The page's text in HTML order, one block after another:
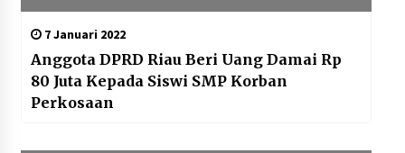
7 Januari 2022
Anggota DPRD Riau Beri Uang Damai Rp
80 Juta Kepada Siswi SMP Korban
Perkosaan